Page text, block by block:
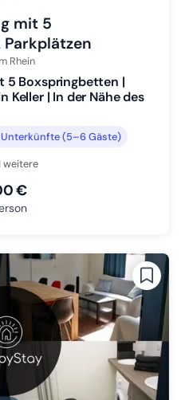
mit 5
Rhein
5 Boxspringbetten |
Keller | In der Nähe des
Unterkünfte (5–6 Gäste)
weitere
€